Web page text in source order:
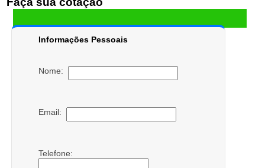
Informações Pessoais
Nome:
Email:
Telefone: